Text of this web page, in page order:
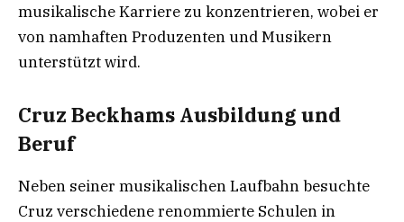
musikalische Karriere zu konzentrieren, wobei er
von namhaften Produzenten und Musikern
unterstützt wird.
Cruz Beckhams Ausbildung und
Beruf
Neben seiner musikalischen Laufbahn besuchte
Cruz verschiedene renommierte Schulen in